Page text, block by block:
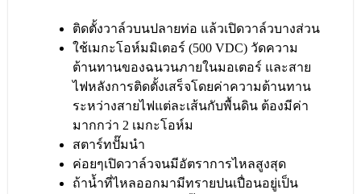
ติดตั้งวาล์วบนปลายท่อ แล้วเปิดวาล์วบางส่วน
ใช้เมกะโอห์มมิเตอร์ (500 VDC) วัดความ
ต้านทานของฉนวนภายในมอเตอร์ และสาย
ไฟหลังการติดตั้งเสร็จโดยค่าความต้านทาน
ระหว่างสายไฟแต่ละเส้นกับพื้นดิน ต้องมีค่า
มากกว่า 2 เมกะโอห์ม
สตาร์ทปั๊มนำ
ค่อยๆเปิดวาล์วจนมีอัตราการไหลสูงสุด
ถ้าน้ำที่ไหลออกมามีทรายปนเปื่อนอยู่เป็น